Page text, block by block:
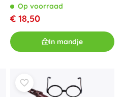
Op voorraad
€ 18,50
In mandje